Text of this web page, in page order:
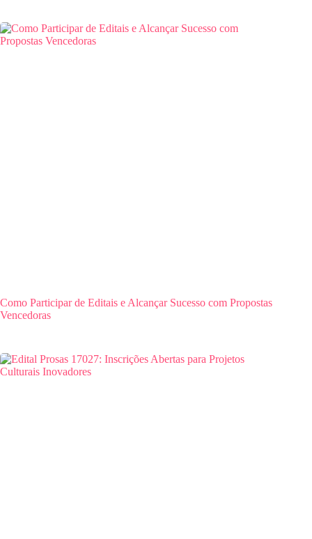
Como Participar de Editais e Alcançar Sucesso com Propostas
Vencedoras